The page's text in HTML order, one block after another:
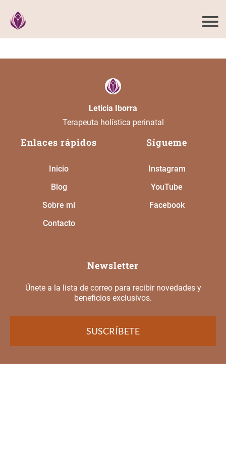
Leticia Iborra
Terapeuta holística perinatal
Enlaces rápidos
Inicio
Blog
Sobre mí
Contacto
Sígueme
Instagram
YouTube
Facebook
Newsletter
Únete a la lista de correo para recibir novedades y
beneficios exclusivos.
SUSCRÍBETE